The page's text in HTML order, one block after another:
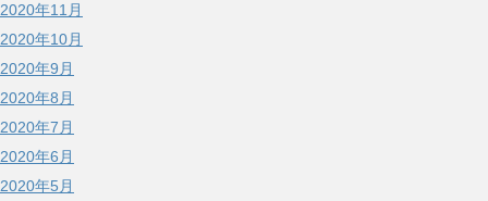
2020年11月
2020年10月
2020年9月
2020年8月
2020年7月
2020年6月
2020年5月